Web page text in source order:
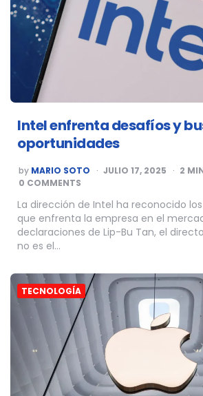
Intel enfrenta desafíos y
oportunidades
POSTED
BY
by MARIO SOTO JULIO 17, 2025 2
0 COMMENTS
La dirección de Intel ha reconocido
que enfrenta la empresa en el
declaraciones de Lip-Bu Tan, el
no es el…
TECNOLOGÍA